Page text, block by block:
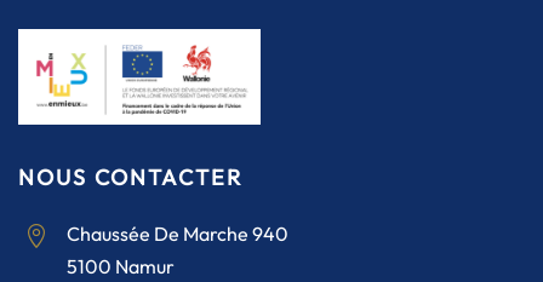
NOUS CONTACTER

Chaussée De Marche 940
5100 Namur